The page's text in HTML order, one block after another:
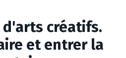
d'arts créatifs.
et entrer la